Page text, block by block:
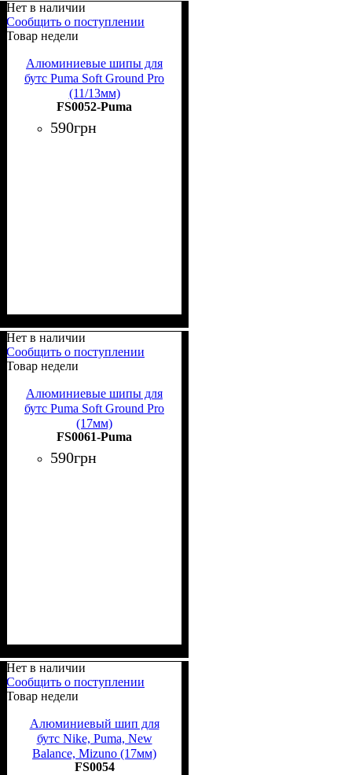
Нет в наличии
Сообщить о поступлении
Товар недели
Алюминиевые шипы для
бутс Puma Soft Ground Pro
(11/13мм)
FS0052-Puma
590грн
Нет в наличии
Сообщить о поступлении
Товар недели
Алюминиевые шипы для
бутс Puma Soft Ground Pro
(17мм)
FS0061-Puma
590грн
Нет в наличии
Сообщить о поступлении
Товар недели
Алюминиевый шип для
бутс Nike, Puma, New
Balance, Mizuno (17мм)
FS0054